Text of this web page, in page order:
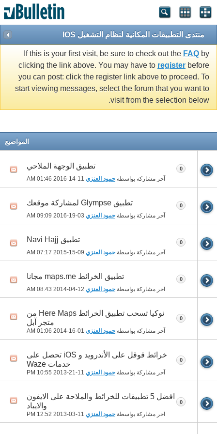
منتدى التطبيقات المكانية لنظام التشغيل IOS
If this is your first visit, be sure to check out the FAQ by
clicking the link above. You may have to register before
you can post: click the register link above to proceed. To
start viewing messages, select the forum that you want to
visit from the selection below.
المواضيع
تطبيق الوجهة الملاحي
آخر مشاركة بواسطة حمود العنزي 01:46 AM
0
تطبيق Glympse لمشاركة موقعك
آخر مشاركة بواسطة حمود العنزي 09:09 AM
0
تطبيق Navi Hajj
آخر مشاركة بواسطة حمود العنزي 07:17 AM
0
تطبيق الخرائط maps.me مجانا
آخر مشاركة بواسطة حمود العنزي 08:43 AM
0
نوكيا تسحب تطبيق الخرائط Here Maps من
متجر آبل
آخر مشاركة بواسطة حمود العنزي 01:06 AM
0
خرائط قوقل على الأندرويد و iOS تحصل على
خدمات Waze
آخر مشاركة بواسطة حمود العنزي 10:55 PM
0
افضل 5 تطبيقات للخرائط والملاحة على الايفون
والايباد
آخر مشاركة بواسطة حمود العنزي 12:52 PM
0